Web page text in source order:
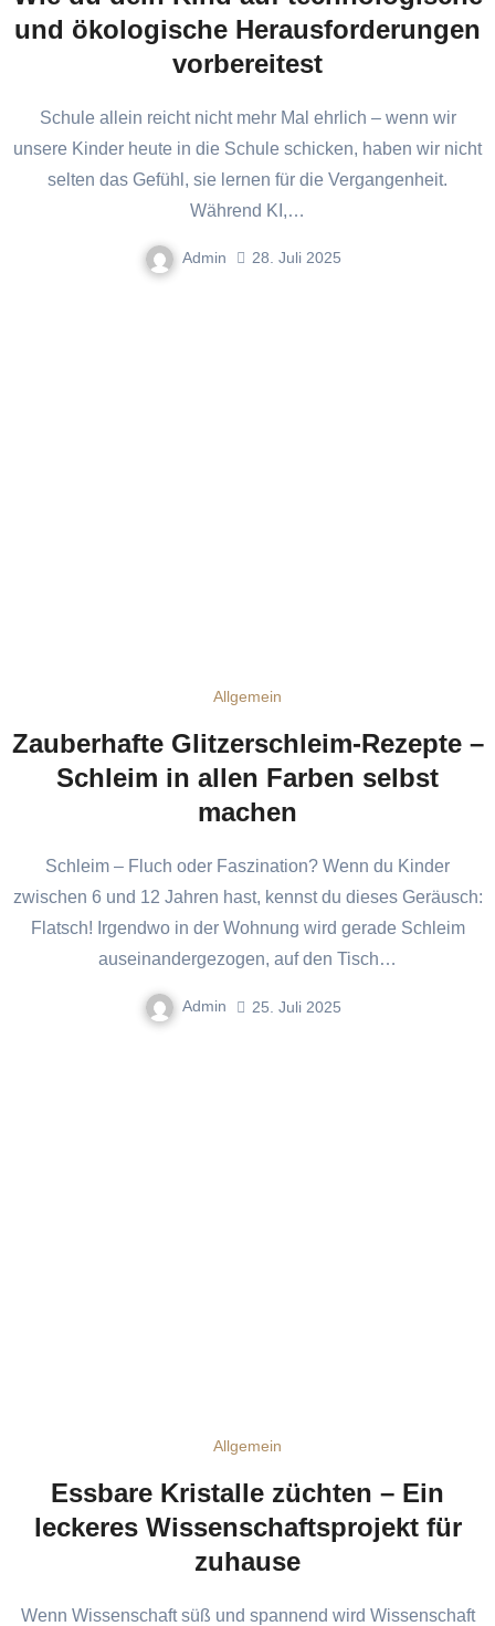
und ökologische Herausforderungen
vorbereitest
Schule allein reicht nicht mehr Mal ehrlich – wenn wir
unsere Kinder heute in die Schule schicken, haben wir nicht
selten das Gefühl, sie lernen für die Vergangenheit.
Während KI,…
Admin 28. Juli 2025
Allgemein
Zauberhafte Glitzerschleim-Rezepte –
Schleim in allen Farben selbst
machen
Schleim – Fluch oder Faszination? Wenn du Kinder
zwischen 6 und 12 Jahren hast, kennst du dieses Geräusch:
Flatsch! Irgendwo in der Wohnung wird gerade Schleim
auseinandergezogen, auf den Tisch…
Admin 25. Juli 2025
Allgemein
Essbare Kristalle züchten – Ein
leckeres Wissenschaftsprojekt für
zuhause
Wenn Wissenschaft süß und spannend wird Wissenschaft